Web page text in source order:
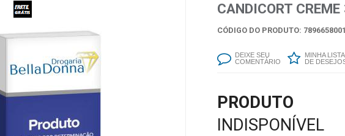
CANDICORT CREME
CÓDIGO DO PRODUTO:
DEIXE SEU
COMENTÁRIO
MINHA LISTA
DE
PRODUTO
INDISPONÍVEL